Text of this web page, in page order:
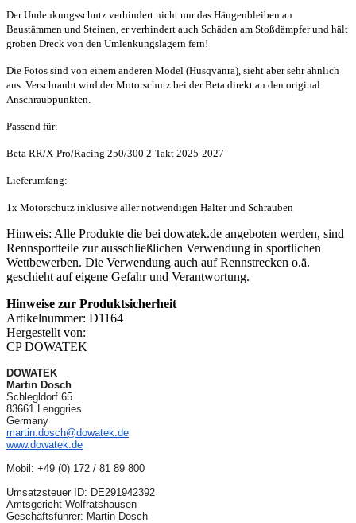
Der Umlenkungsschutz verhindert nicht nur das Hängenbleiben an
Baustämmen und Steinen, er verhindert auch Schäden am Stoßdämpfer und hält
groben Dreck von den Umlenkungslagern fern!
Die Fotos sind von einem anderen Model (Husqvanra), sieht aber sehr ähnlich
aus. Verschraubt wird der Motorschutz bei der Beta direkt an den original
Anschraubpunkten.
Passend für:
Beta RR/X-Pro/Racing 250/300 2-Takt 2025-2027
Lieferumfang:
1x Motorschutz inklusive aller notwendigen Halter und Schrauben
Hinweis: Alle Produkte die bei dowatek.de angeboten werden, sind
Rennsportteile zur ausschließlichen Verwendung in sportlichen
Wettbewerben. Die Verwendung auch auf Rennstrecken o.ä.
geschieht auf eigene Gefahr und Verantwortung.
Hinweise zur Produktsicherheit
Artikelnummer: D1164
Hergestellt von:
CP DOWATEK
DOWATEK
Martin Dosch
Schlegldorf 65
83661 Lenggries
Germany
martin.dosch@dowatek.de
www.dowatek.de
Mobil: +49 (0) 172 / 81 89 800
Umsatzsteuer ID: DE291942392
Amtsgericht Wolfratshausen
Geschäftsführer: Martin Dosch